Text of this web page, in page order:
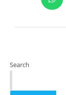
Search